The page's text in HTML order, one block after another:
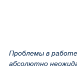
Проблемы в
абсолютно